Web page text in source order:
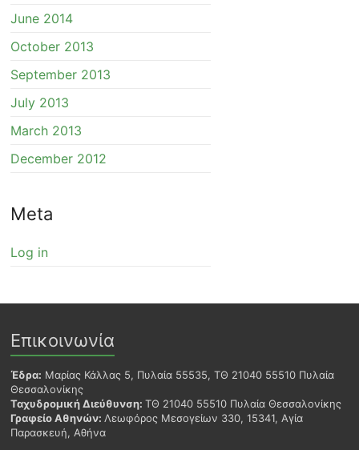
June 2014
October 2013
September 2013
July 2013
March 2013
December 2012
Meta
Log in
Επικοινωνία
Έδρα: Μαρίας Κάλλας 5, Πυλαία 55535, ΤΘ 21040 55510 Πυλαία
Θεσσαλονίκης
Ταχυδρομική Διεύθυνση:ΤΘ 21040 55510 Πυλαία Θεσσαλονίκης
Γραφείο Αθηνών:Λεωφόρος Μεσογείων 330, 15341, Αγία
Παρασκευή, Αθήνα